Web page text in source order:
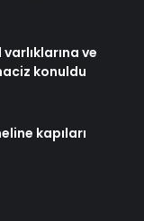
varlıklarına ve
konuldu
kapıları